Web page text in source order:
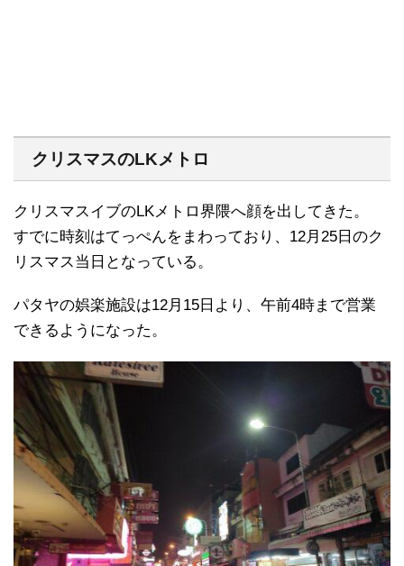
クリスマスのLKメトロ
クリスマスイブのLKメトロ界隈へ顔を出してきた。
すでに時刻はてっぺんをまわっており、12月25日のク
リスマス当日となっている。
パタヤの娯楽施設は12月15日より、午前4時まで営業
できるようになった。